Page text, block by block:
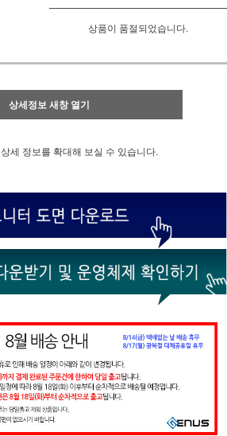
상품이 품절되었습니다.
상세정보 새창 열기
상세 정보를 확대해 보실 수 있습니다.